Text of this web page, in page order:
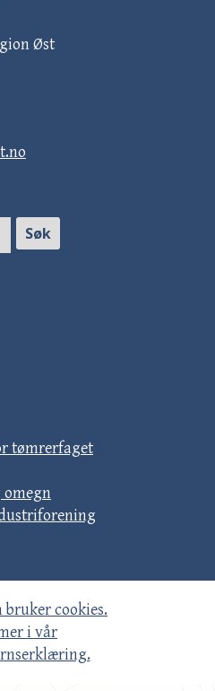
Øst
tømrerfaget
omegn
bruker cookies.
i vår